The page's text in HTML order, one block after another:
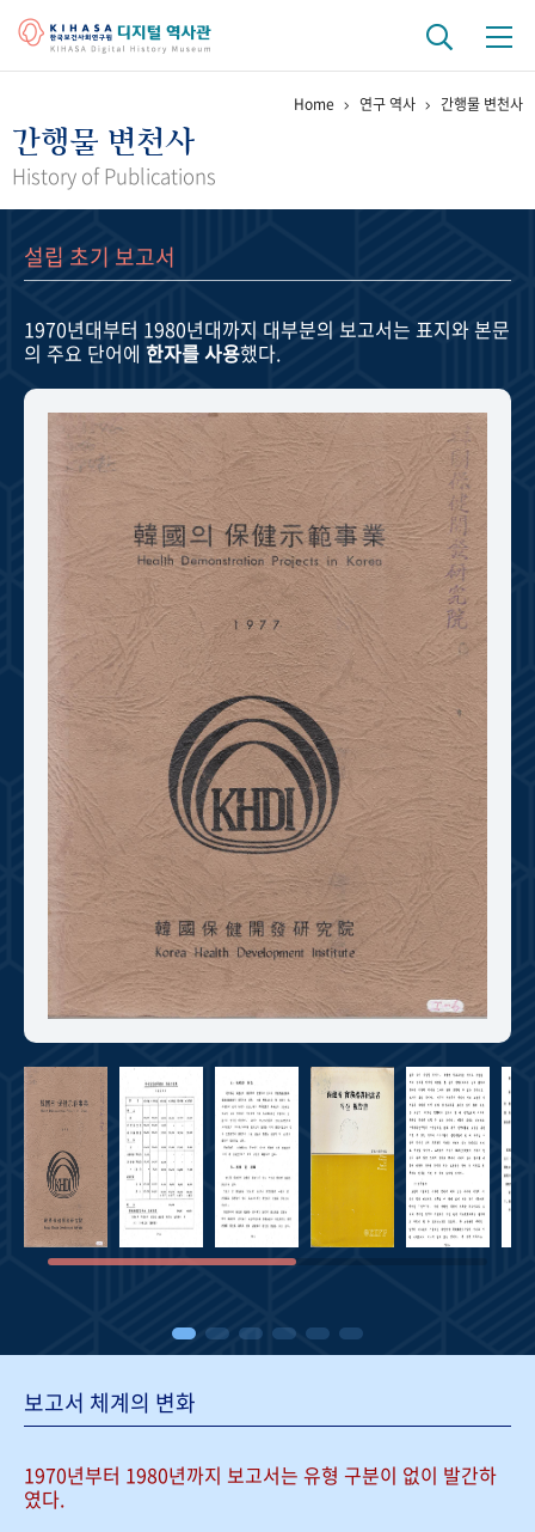
걸어온 길 기관 변천사
정책과 연구 키워드로 보는 연구 역사
연구자들
기록물 아카이브
사진 아카이브 문서 기록물 행정박물 영상 기록물
주년 기념
성과 50선 숫자로 보는 50년 50+1주년 광장
세계와 함께 한 KIHASA
VR 역사관
Home 연구 역사 간행물 변천사
간행물 변천사
History of Publications
설립 초기 보고서
1970년대부터 1980년대까지 대부분의 보고서는 표지와 본문
의 주요 단어에 한자를 사용했다.
보고서 체계의 변화
1970년부터 1980년까지 보고서는 유형 구분이 없이 발간하
였다.